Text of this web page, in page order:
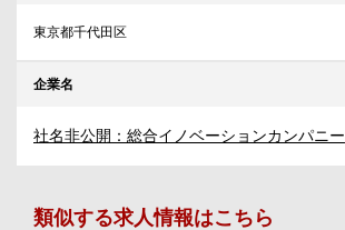
東京都千代田区
企業名
社名非公開：総合イノベーションカンパニー
類似する求人情報はこちら